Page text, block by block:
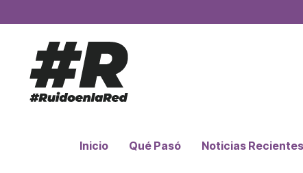
Inicio Qué Pasó Noticias Recientes